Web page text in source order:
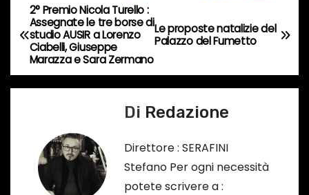
s
o
…
N
a
v
Le proposte natalizie del
Palazzo del Fumetto
2° Premio Nicola Turello :
Assegnate le tre borse di
studio AUSIR a Lorenzo
Ciabelli, Giuseppe
Marazza e Sara Zermano
Di Redazione
Direttore : SERAFINI
Stefano Per ogni necessità
potete scrivere a :